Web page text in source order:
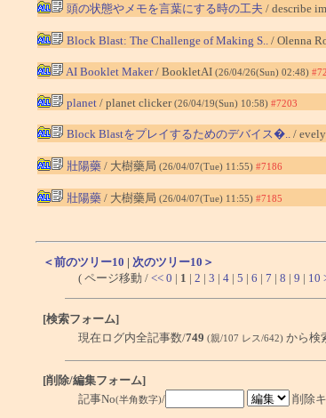
頭の状態やメモを言葉にする時の工夫 / describe
Block Blast: The Challenge of Making S.. / Olenna
AI Booklet Maker/ BookletAI (26/04/26(Sun) 02:48)
planet/ planet clicker(26/04/19(Sun) 10:58) #7203
Block Blastをプレイするためのデバイス�.. /
壯陽藥/ 大樹藥局 (26/04/07(Tue) 11:55) #7186
壯陽藥/ 大樹藥局 (26/04/07(Tue) 11:55) #7185
＜前のツリー10 | 次のツリー10＞
( ページ移動 / << 0 | 1 | 2 | 3 | 4 | 5 | 6 | 7 | 8 | 9 | 10
[検索フォーム]
現在ログ内全記事数/749 (親/107 レス/642) から
[削除/編集フォーム]
記事No(半角数字)/ 削除